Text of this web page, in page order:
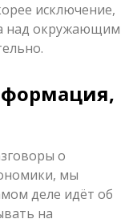
исключение,
над окружающим
о
мы
деле идёт об
на